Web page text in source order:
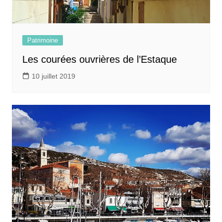
Patrimoine
Les courées ouvrières de l’Estaque
10 juillet 2019